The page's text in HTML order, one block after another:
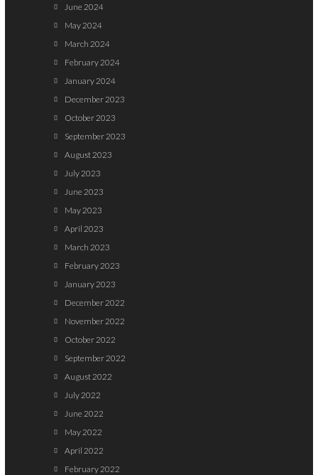
June 2024
May 2024
March 2024
February 2024
January 2024
December 2023
October 2023
September 2023
August 2023
July 2023
June 2023
May 2023
April 2023
March 2023
February 2023
January 2023
December 2022
November 2022
October 2022
September 2022
August 2022
July 2022
June 2022
May 2022
April 2022
February 2022